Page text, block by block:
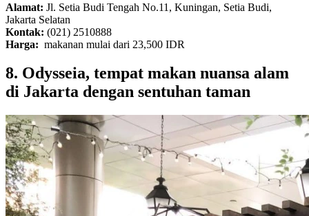
Alamat: Jl. Setia Budi Tengah No.11, Kuningan, Setia Budi,
Jakarta Selatan
Kontak: (021) 2510888
Harga: makanan mulai dari 23,500 IDR
8. Odysseia, tempat makan nuansa alam
di Jakarta dengan sentuhan taman